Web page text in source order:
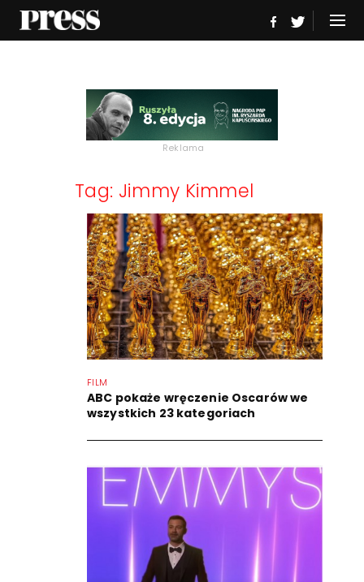
Reklama
Tag: Jimmy Kimmel
FILM
ABC pokaże wręczenie Oscarów we
wszystkich 23 kategoriach